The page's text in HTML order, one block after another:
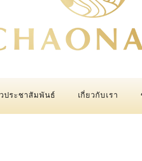
ประชาสัมพันธ์ เกี่ยวกับเรา